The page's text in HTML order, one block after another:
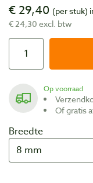
€ 29,40 (per stuk)
€ 24,30 excl. btw
Op voorraad
Of gratis
Breedte